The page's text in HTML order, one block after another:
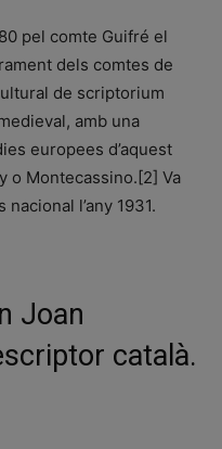
pel comte Guifré el
dels comtes de
de scriptorium
amb una
europees d’aquest
o Montecassino.[2] Va
l’any 1931.
Joan
català.